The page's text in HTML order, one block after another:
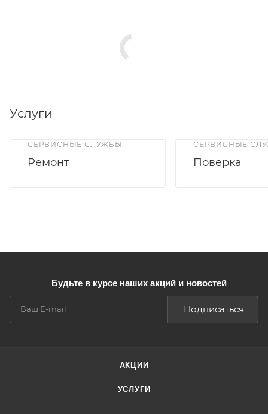
Услуги
СЕРВИСНЫЕ СЛУЖБЫ
Ремонт
СЕРВИСНЫЕ
Поверка
Будьте в курсе наших акций и новостей
Подписаться
АКЦИИ
УСЛУГИ